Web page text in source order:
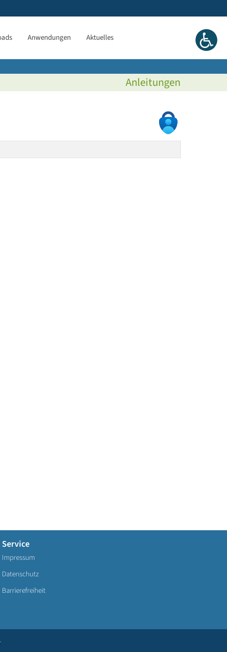
Anwendungen Aktuelles
Anleitungen
Service
Impressum
Datenschutz
Barrierefreiheit